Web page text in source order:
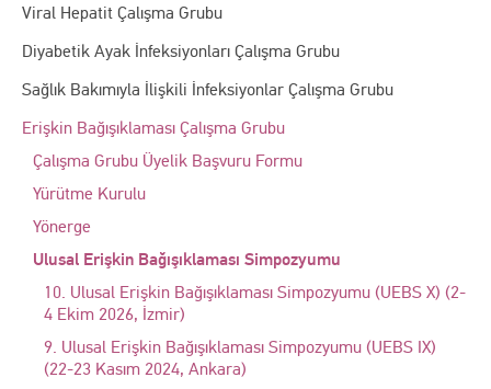
Viral Hepatit Çalışma Grubu
Diyabetik Ayak İnfeksiyonları Çalışma Grubu
Sağlık Bakımıyla İlişkili İnfeksiyonlar Çalışma Grubu
Erişkin Bağışıklaması Çalışma Grubu
Çalışma Grubu Üyelik Başvuru Formu
Yürütme Kurulu
Yönerge
Ulusal Erişkin Bağışıklaması Simpozyumu
10. Ulusal Erişkin Bağışıklaması Simpozyumu (UEBS X) (2-
4 Ekim 2026, İzmir)
9. Ulusal Erişkin Bağışıklaması Simpozyumu (UEBS IX)
(22-23 Kasım 2024, Ankara)